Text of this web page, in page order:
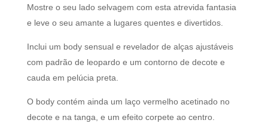
Mostre o seu lado selvagem com esta atrevida fantasia
e leve o seu amante a lugares quentes e divertidos.
Inclui um body sensual e revelador de alças ajustáveis
com padrão de leopardo e um contorno de decote e
cauda em pelúcia preta.
O body contém ainda um laço vermelho acetinado no
decote e na tanga, e um efeito corpete ao centro.